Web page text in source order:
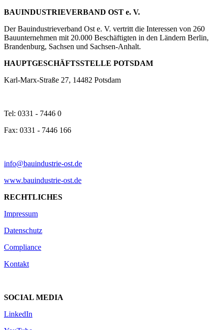
BAUINDUSTRIEVERBAND OST e. V.
Der Bauindustrieverband Ost e. V. vertritt die Interessen von 260
Bauunternehmen mit 20.000 Beschäftigten in den Ländern Berlin,
Brandenburg, Sachsen und Sachsen-Anhalt.
HAUPTGESCHÄFTSSTELLE POTSDAM
Karl-Marx-Straße 27, 14482 Potsdam
Tel: 0331 - 7446 0
Fax: 0331 - 7446 166
info@bauindustrie-ost.de
www.bauindustrie-ost.de
RECHTLICHES
Impressum
Datenschutz
Compliance
Kontakt
SOCIAL MEDIA
LinkedIn